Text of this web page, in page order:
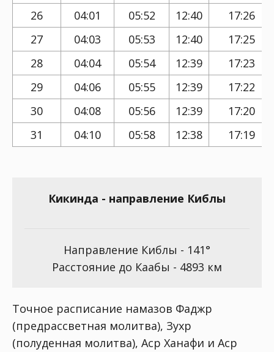
26 04:01 05:52 12:40
17:26
27
04:03 05:53 12:40
17:25
28
04:04 05:54 12:39
17:23
29
04:06 05:55 12:39
17:22
30
04:08 05:56 12:39
17:20
31
04:10 05:58 12:38 17:19
Кикинда - направление Киблы
Направление Киблы - 141°
Расстояние до Каабы - 4893 км
Точное расписание намазов Фаджр
(предрассветная молитва), Зухр
(полуденная молитва), Аср Ханафи и Аср